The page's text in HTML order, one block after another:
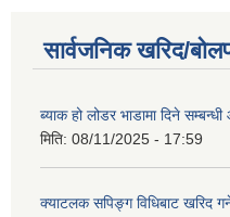
सार्वजनिक खरिद/
ब्याक हो लोडर भाडामा दिने
मिति: 08/11/2025 - 17:59
क्याटलक सपिङ्ग विधिबाट खरिद